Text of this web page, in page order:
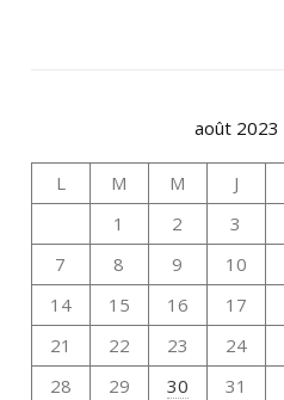
août 2023
L M M J
1
2 3
7
8 9 10
14
15 16 17
21
22 23 24
28
29 30
31